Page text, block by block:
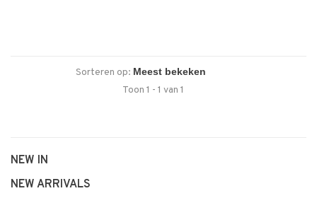
Sorteren op:
Toon 1 - 1 van 1
NEW IN
NEW ARRIVALS